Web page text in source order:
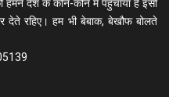
देश के कोने-कोने में पहुंचाया है इसी
देते रहिए। हम भी बेबाक, बेखौफ बोलते